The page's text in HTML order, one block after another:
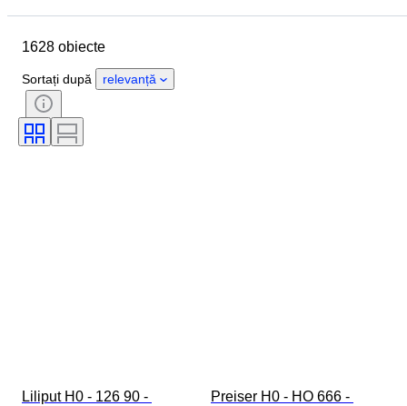
Stare
Culoare
Control
Alimentare electrică
Compania de cale ferată
1628 obiecte
Sortați după relevanță
Liliput H0 - 126 90 -
Preiser H0 - HO 666 -